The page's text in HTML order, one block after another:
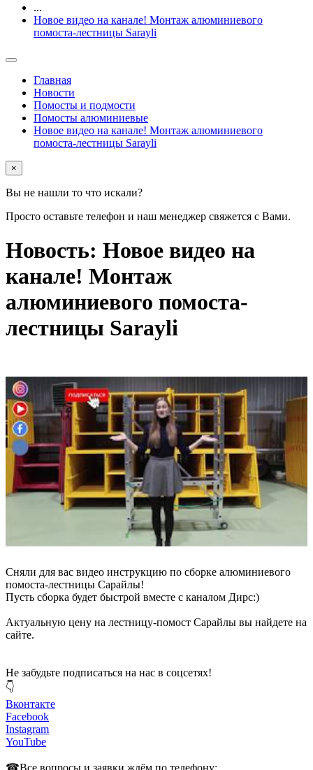
...
Новое видео на канале! Монтаж алюминиевого
помоста-лестницы Sarayli
Главная
Новости
Помосты и подмости
Помосты алюминиевые
Новое видео на канале! Монтаж алюминиевого
помоста-лестницы Sarayli
×
Вы не нашли то что искали?
Просто оставьте телефон и наш менеджер свяжется с Вами.
Новость: Новое видео на
канале! Монтаж
алюминиевого помоста-
лестницы Sarayli
Сняли для вас видео инструкцию по сборке алюминиевого
помоста-лестницы Сарайлы!
Пусть сборка будет быстрой вместе с каналом Дирс:)
Актуальную цену на лестницу-помост Сарайлы вы найдете на
сайте.
Не забудьте подписаться на нас в соцсетях!
👇
Вконтакте
Facebook
Instagram
YouTube
☎Все вопросы и заявки ждём по телефону: